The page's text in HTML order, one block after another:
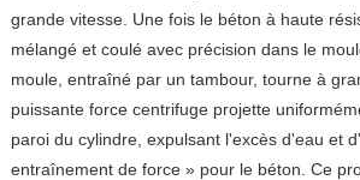
grande vitesse. Une fois le béton à haute
mélangé et coulé avec précision dans le
moule, entraîné par un tambour, tourne à
puissante force centrifuge projette
paroi du cylindre, expulsant l'excès d'eau et
entraînement de force » pour le béton. Ce